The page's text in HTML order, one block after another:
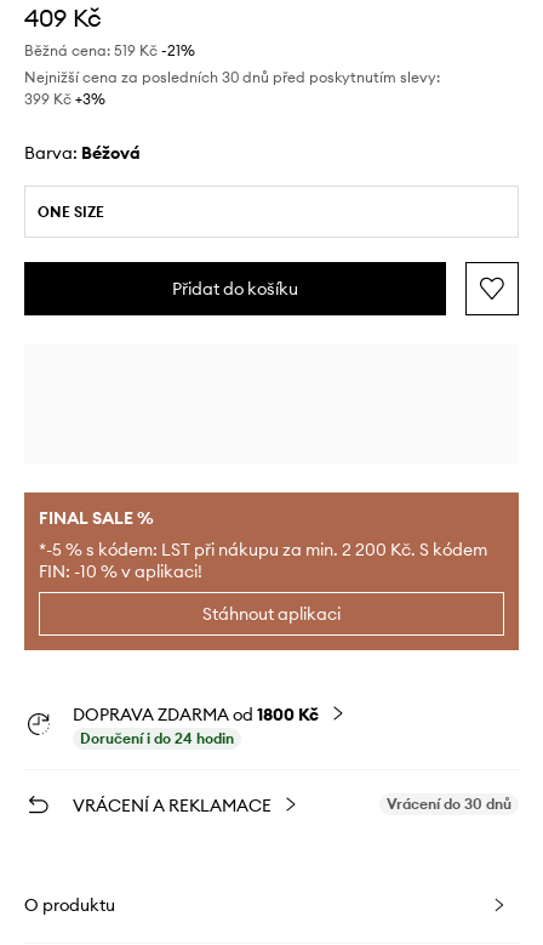
409 Kč
Běžná cena: 519 Kč -21%
Nejnižší cena za posledních 30 dnů před poskytnutím slevy:
399 Kč +3%
Barva: béžová
ONE SIZE
Přidat do košíku
FINAL SALE %
*-5 % s kódem: LST při nákupu za min. 2 200 Kč. S kódem
FIN: -10 % v aplikaci!
Stáhnout aplikaci
DOPRAVA ZDARMA od 1800 Kč
Doručení i do 24 hodin
VRÁCENÍ A REKLAMACE Vrácení do 30 dnů
O produktu